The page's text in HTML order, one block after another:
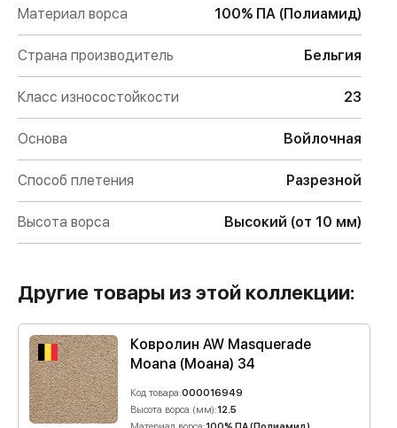
Материал ворса 100% ПА (Полиамид)
Страна производитель Бельгия
Класс износостойкости 23
Основа Войлочная
Способ плетения Разрезной
Высота ворса Высокий (от 10 мм)
Другие товары из этой коллекции:
Ковролин AW Masquerade
Moana (Моана) 34
Код товара:000016949
Высота ворса (мм):12.5